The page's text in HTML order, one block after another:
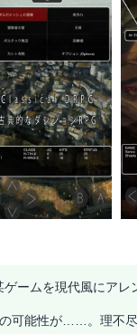
ームを現代風にアレ
の可能性が……。理不